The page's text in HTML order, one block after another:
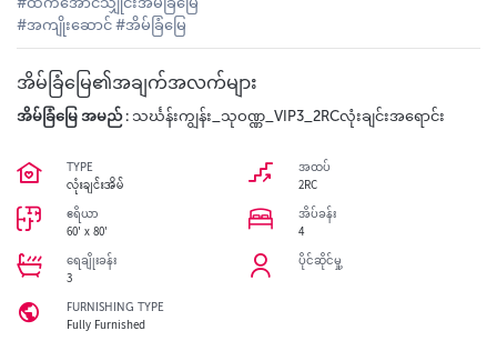
#အကျိုးဆောင် #အိမ်ခြံမြေ
အိမ်ခြံမြေ၏အချက်အလက်များ
အိမ်ခြံမြေ အမည် : သင်္ဃန်းကျွန်း_သုဝဏ္ဏ_VIP3_2RCလုံးချင်းအရောင်း
TYPE
လုံးချင်းအိမ်
အထပ်
2RC
ဧရိယာ
60' x 80'
အိပ်ခန်း
4
ရေချိုးခန်း
3
ပိုင်ဆိုင်မှု့
FURNISHING TYPE
Fully Furnished